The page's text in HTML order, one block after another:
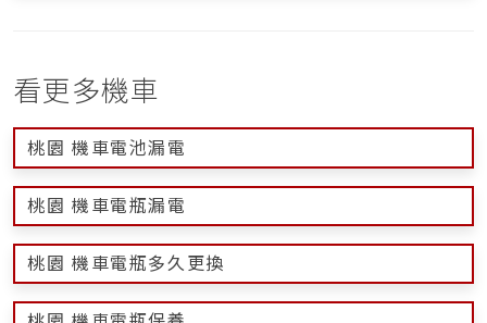
看更多機車
桃園 機車電池漏電
桃園 機車電瓶漏電
桃園 機車電瓶多久更換